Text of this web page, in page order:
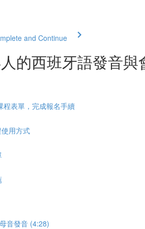
and Continue
的西班牙語發音與
表單，完成報名手續
用方式
音發音 (4:28)